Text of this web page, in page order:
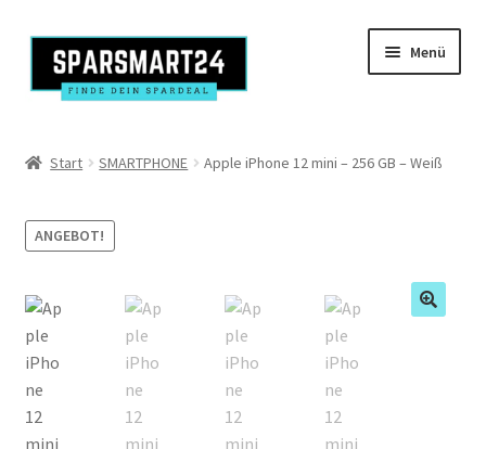
Zur
Navigation
springen
Zum
Inhalt
springen
Menü
Mein Konto
Start SMARTPHONE Apple iPhone 12 mini – 256 GB – Weiß
ANGEBOT!